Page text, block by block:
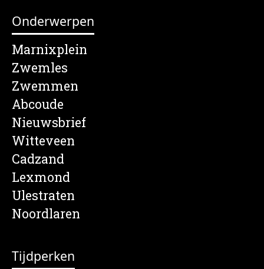
Onderwerpen
Marnixplein
Zwemles
Zwemmen
Abcoude
Nieuwsbrief
Witteveen
Cadzand
Lexmond
Ulestraten
Noordlaren
Tijdperken